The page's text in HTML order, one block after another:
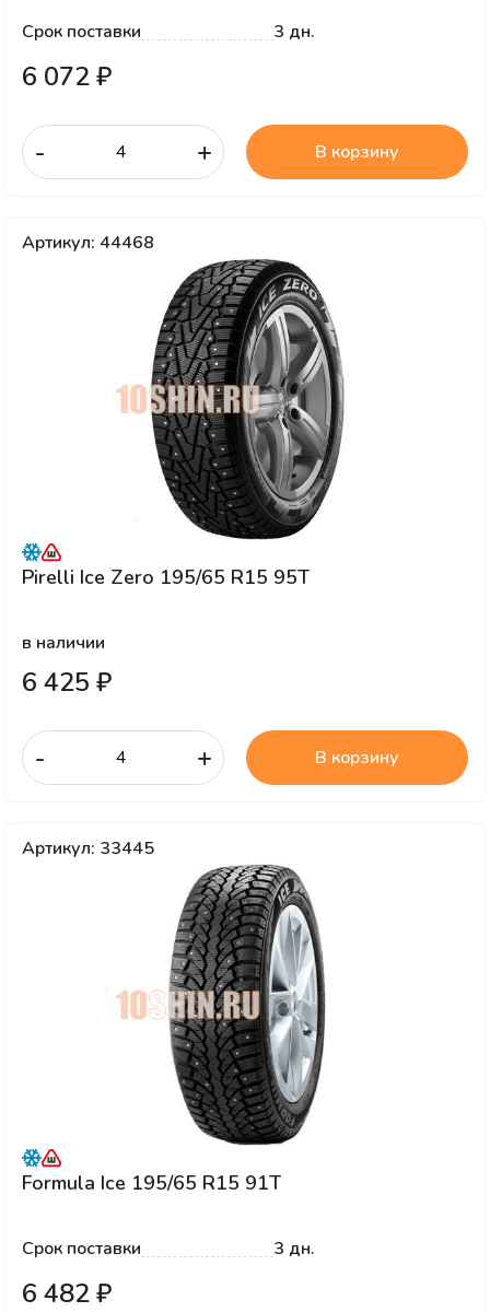
Срок поставки 3 дн.
6 072 ₽
- + В корзину
Артикул: 44468
Pirelli Ice Zero 195/65 R15 95T
в наличии
6 425 ₽
- + В корзину
Артикул: 33445
Formula Ice 195/65 R15 91T
Срок поставки 3 дн.
6 482 ₽